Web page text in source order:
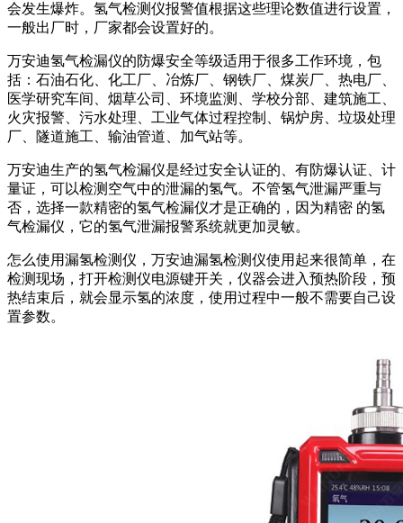
会发生爆炸。氢气检测仪报警值根据这些理论数值进行设置，
一般出厂时，厂家都会设置好的。
万安迪氢气检漏仪的防爆安全等级适用于很多工作环境，包
括：石油石化、化工厂、冶炼厂、钢铁厂、煤炭厂、热电厂、
医学研究车间、烟草公司、环境监测、学校分部、建筑施工、
火灾报警、污水处理、工业气体过程控制、锅炉房、垃圾处理
厂、隧道施工、输油管道、加气站等。
万安迪生产的氢气检漏仪是经过安全认证的、有防爆认证、计
量证，可以检测空气中的泄漏的氢气。不管氢气泄漏严重与
否，选择一款精密的氢气检漏仪才是正确的，因为精密 的氢
气检漏仪，它的氢气泄漏报警系统就更加灵敏。
怎么使用漏氢检测仪，万安迪漏氢检测仪使用起来很简单，在
检测现场，打开检测仪电源键开关，仪器会进入预热阶段，预
热结束后，就会显示氢的浓度，使用过程中一般不需要自己设
置参数。